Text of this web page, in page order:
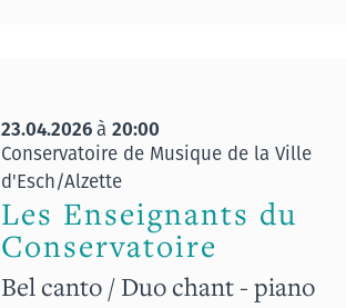
23.04.2026à 20:00
Conservatoire de Musique de la Ville
d'Esch/Alzette
Les Enseignants du
Conservatoire
Bel canto / Duo chant - piano